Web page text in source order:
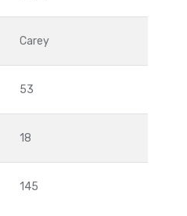
Carey
53
18
145